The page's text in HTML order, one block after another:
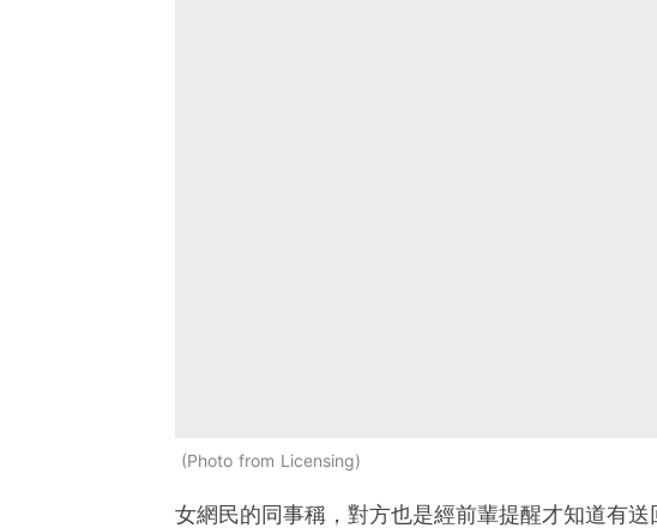
Photo from Licensing
女網民的同事稱，對方也是經前輩提醒才知道有